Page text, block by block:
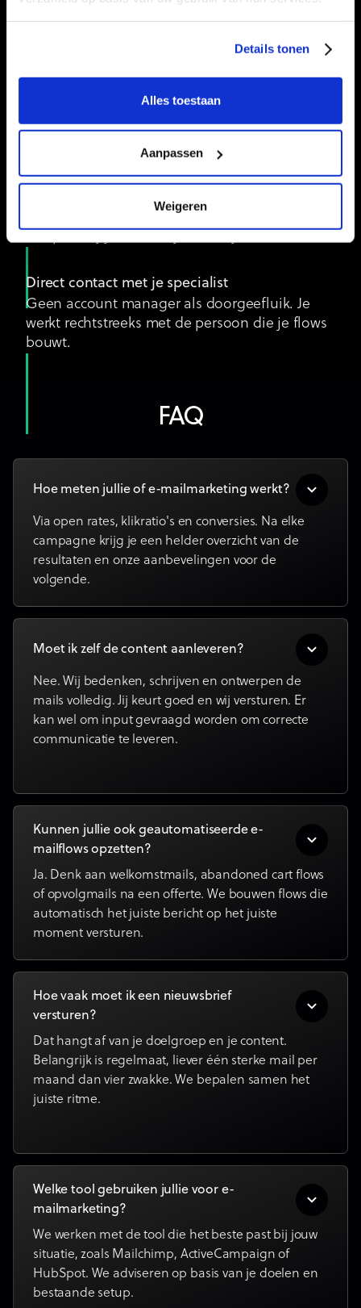
Details tonen
Alles toestaan
Aanpassen
Weigeren
elke mail af aan wat hij oplevert. Open rate is
leuk, omzet is beter.
We zijn niet getrouwd met één tool. We kiezen
Direct contact met je specialist
Geen account manager als doorgeefluik. Je
werkt rechtstreeks met de persoon die je flows
bouwt.
FAQ
Hoe meten jullie of e-mailmarketing werkt?
Via open rates, klikratio's en conversies. Na elke
campagne krijg je een helder overzicht van de
resultaten en onze aanbevelingen voor de
volgende.
Moet ik zelf de content aanleveren?
Nee. Wij bedenken, schrijven en ontwerpen de
mails volledig. Jij keurt goed en wij versturen. Er
kan wel om input gevraagd worden om correcte
communicatie te leveren.
Kunnen jullie ook geautomatiseerde e-
mailflows opzetten?
Ja. Denk aan welkomstmails, abandoned cart flows
of opvolgmails na een offerte. We bouwen flows die
automatisch het juiste bericht op het juiste
moment versturen.
Hoe vaak moet ik een nieuwsbrief
versturen?
Dat hangt af van je doelgroep en je content.
Belangrijk is regelmaat, liever één sterke mail per
maand dan vier zwakke. We bepalen samen het
juiste ritme.
Welke tool gebruiken jullie voor e-
mailmarketing?
We werken met de tool die het beste past bij jouw
situatie, zoals Mailchimp, ActiveCampaign of
HubSpot. We adviseren op basis van je doelen en
bestaande setup.